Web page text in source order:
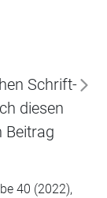
Schrift-
diesen
Beitrag
40 (2022),